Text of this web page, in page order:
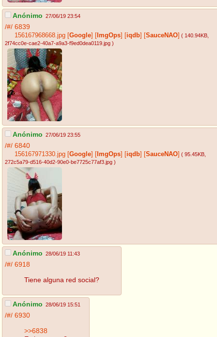
Anónimo 27/06/19 23:54
/#/ 6839
156167968668.jpg [Google] [ ImgOps] [iqdb] [SauceNAO] ( 140.94KB
2f74cc0e-cae2-40a7-a9a3-f9ed0dea0119.jpg )
Anónimo 27/06/19 23:55
/#/ 6840
156167971330.jpg [Google] [ ImgOps] [iqdb] [SauceNAO] ( 95.45KB
272c5a79-d516-40d2-90e0-be7725c77af3.jpg )
Anónimo 28/06/19 11:43
/#/ 6918
Tiene alguna red social?
Anónimo 28/06/19 15:51
/#/ 6930
>>6838